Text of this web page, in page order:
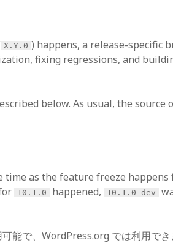
X.Y.0 ) happens, a release-specific
fixing regressions, and
below. As usual, the source
time as the feature freeze happens
10.1.0 happened, 10.1.0-dev
能で、WordPress.org では利用で